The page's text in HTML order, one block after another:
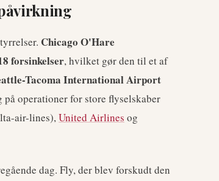
Chicago O'Hare
forsinkelser, hvilket gør den til et af
Tacoma International Airport
operationer for store flyselskaber
air-lines),United Airlines og
dag. Fly, der blev forskudt den